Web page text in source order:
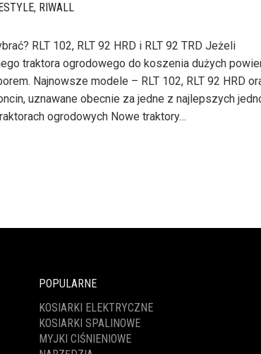
, RIWALL
RLT 102, RLT 92 HRD i RLT 92 TRD Jeżeli
traktora ogrodowego do koszenia dużych
Najnowsze modele – RLT 102, RLT 92 HRD
uznawane obecnie za jedne z najlepszych
ogrodowych Nowe traktory…
POPULARNE
KOSIARKI ELEKTRYCZNE
KOSIARKI SPALINOWE
MYJKI CIŚNIENIOWE